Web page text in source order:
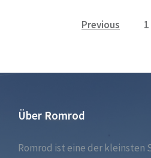
Previous 1
Über Romrod
Romrod ist eine der kleinsten